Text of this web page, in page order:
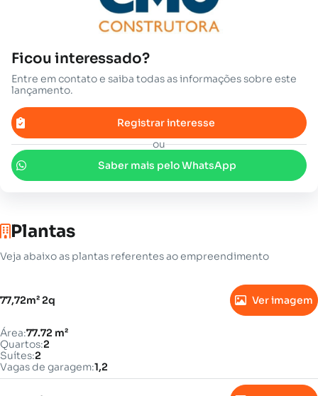
Ficou interessado?
Entre em contato e saiba todas as informações sobre este
lançamento.
Registrar interesse
ou
Saber mais pelo WhatsApp
Plantas
Veja abaixo as plantas referentes ao empreendimento
77,72m² 2q Ver imagem
Área:77.72 m²
Quartos:2
Suítes:2
Vagas de garagem:1,2